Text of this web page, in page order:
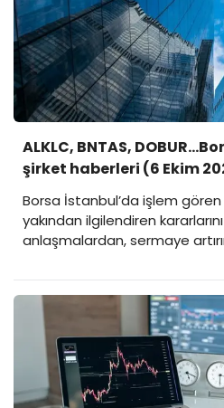
ALKLC, BNTAS,
şirket haberleri (6 Ekim
Borsa İstanbul’da işlem gören
yakından ilgilendiren
anlaşmalardan, sermaye
duyuruda bulunuyor.
ediyor. İşte öne çıkan şirket